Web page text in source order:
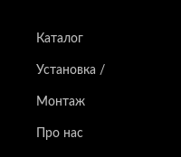
Каталог
Установка /
Монтаж
Про нас